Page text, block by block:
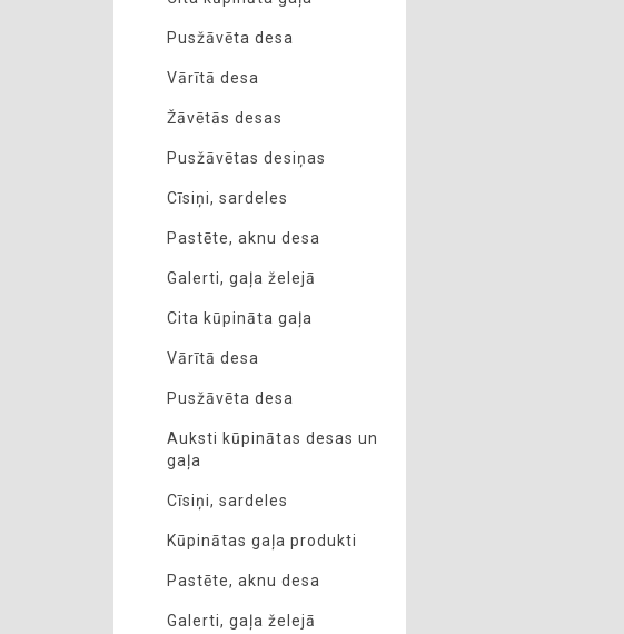
Pusžāvēta desa
Vārītā desa
Žāvētās desas
Pusžāvētas desiņas
Cīsiņi, sardeles
Pastēte, aknu desa
Galerti, gaļa želejā
Cita kūpināta gaļa
Vārītā desa
Pusžāvēta desa
Auksti kūpinātas desas un
gaļa
Cīsiņi, sardeles
Kūpinātas gaļa produkti
Pastēte, aknu desa
Galerti, gaļa želejā